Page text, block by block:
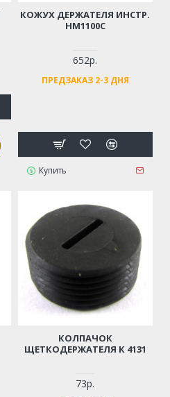
КОЖУХ ДЕРЖАТЕЛЯ ИНСТР.
HM1100С
652р.
ПРЕДЗАКАЗ 2-3 ДНЯ
Купить
КОЛПАЧОК
ЩЕТКОДЕРЖАТЕЛЯ К 4131
73р.